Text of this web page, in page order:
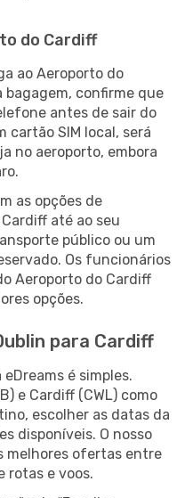
do Cardiff
ao Aeroporto do
bagagem, confirme que
antes de sair do
cartão SIM local, será
no aeroporto, embora
as opções de
até ao seu
público ou um
Os funcionários
Aeroporto do Cardiff
opções.
para Cardiff
é simples.
e Cardiff (CWL) como
escolher as datas da
disponíveis. O nosso
melhores ofertas entre
rotas e voos.